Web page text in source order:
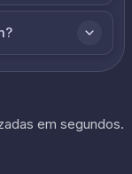
em segundos.